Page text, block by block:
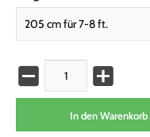
In den Warenkorb